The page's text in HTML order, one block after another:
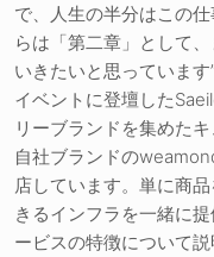
で、人生の半分はこの
らは「第二章」として
いきたいと思っています
イベントに登壇した
リーブランドを集めた
自社ブランドの
店しています。単に商
きるインフラを一緒に
ービスの特徴について